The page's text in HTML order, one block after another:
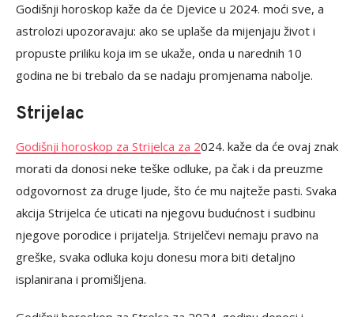
Godišnji horoskop kaže da će Djevice u 2024. moći sve, a
astrolozi upozoravaju: ako se uplaše da mijenjaju život i
propuste priliku koja im se ukaže, onda u narednih 10
godina ne bi trebalo da se nadaju promjenama nabolje.
Strijelac
Godišnji horoskop za Strijelca za 2024. kaže da će ovaj znak
morati da donosi neke teške odluke, pa čak i da preuzme
odgovornost za druge ljude, što će mu najteže pasti. Svaka
akcija Strijelca će uticati na njegovu budućnost i sudbinu
njegove porodice i prijatelja. Strijelčevi nemaju pravo na
greške, svaka odluka koju donesu mora biti detaljno
isplanirana i promišljena.